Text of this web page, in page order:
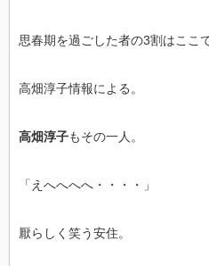
思春期を過ごした者の3割はここ
高畑淳子情報による。
高畑淳子もその一人。
「えへへへへ・・・・」
厭らしく笑う安住。